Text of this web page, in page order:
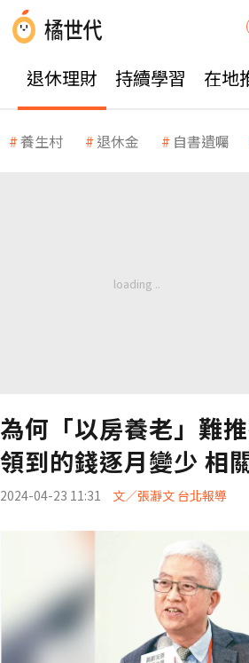
退休理財 持續學習 在地
養生村 退休金 自書遺囑
為何「以房養老」難
領到的錢逐月變少 相
2024-04-23 11:31 文／張瀞文 台北報導